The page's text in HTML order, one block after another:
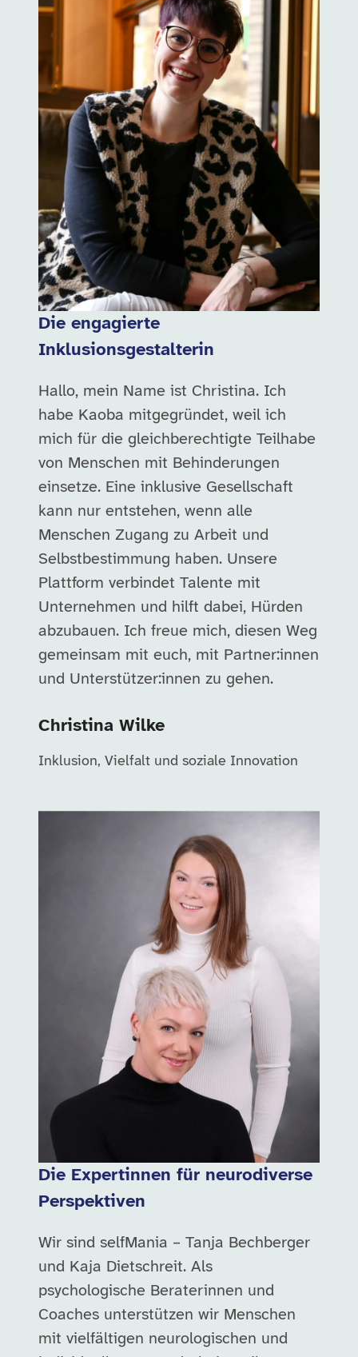
Die engagierte
Inklusionsgestalterin
Hallo, mein Name ist Christina. Ich
habe Kaoba mitgegründet, weil ich
mich für die gleichberechtigte Teilhabe
von Menschen mit Behinderungen
einsetze. Eine inklusive Gesellschaft
kann nur entstehen, wenn alle
Menschen Zugang zu Arbeit und
Selbstbestimmung haben. Unsere
Plattform verbindet Talente mit
Unternehmen und hilft dabei, Hürden
abzubauen. Ich freue mich, diesen Weg
gemeinsam mit euch, mit Partner:innen
und Unterstützer:innen zu gehen.
Christina Wilke
Inklusion, Vielfalt und soziale Innovation
Die Expertinnen für neurodiverse
Perspektiven
Wir sind selfMania – Tanja Bechberger
und Kaja Dietschreit. Als
psychologische Beraterinnen und
Coaches unterstützen wir Menschen
mit vielfältigen neurologischen und